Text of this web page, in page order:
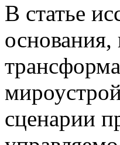
В статье
сценарии